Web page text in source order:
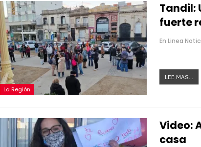
La Región
Tandil:
fuerte
LEE MAS...
Video:
casa